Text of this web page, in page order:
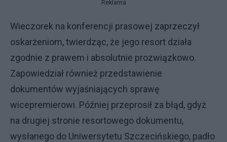
Reklama
Wieczorek na konferencji prasowej zaprzeczył
oskarżeniom, twierdząc, że jego resort działa
zgodnie z prawem i absolutnie prozwiązkowo.
Zapowiedział również przedstawienie
dokumentów wyjaśniających sprawę
wicepremierowi. Później przeprosił za błąd, gdyż
na drugiej stronie resortowego dokumentu,
wysłanego do Uniwersytetu Szczecińskiego, padło